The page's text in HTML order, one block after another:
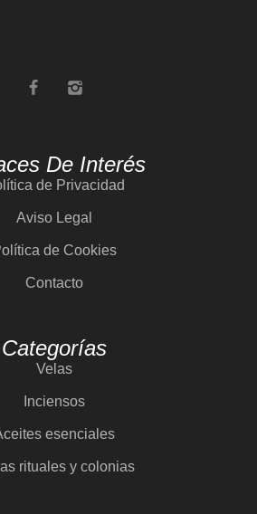
De Interés
de Privacidad
Aviso Legal
de Cookies
Contacto
Categorías
Velas
Inciensos
esenciales
rituales y colonias